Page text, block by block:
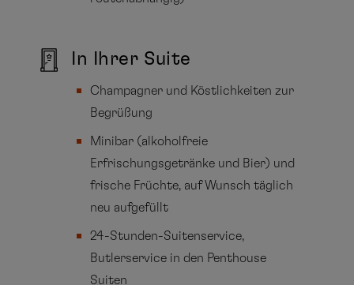
In Ihrer Suite
Champagner und Köstlichkeiten zur
Begrüßung
Minibar (alkoholfreie
Erfrischungsgetränke und Bier) und
frische Früchte, auf Wunsch täglich
neu aufgefüllt
24-Stunden-Suitenservice,
Butlerservice in den Penthouse
Suiten